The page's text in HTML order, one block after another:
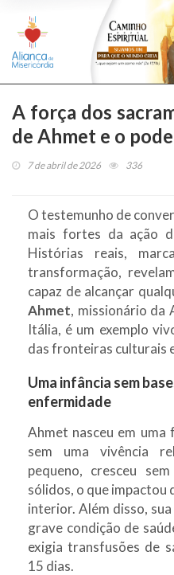
A força dos
de Ahmet e o
7 de abril de 2026 336
O testemunho de
mais fortes da ação
Histórias reais,
transformação,
capaz de alcançar
Ahmet, missionário da
Itália, é um exemplo
das fronteiras culturais
Uma infância sem
enfermidade
Ahmet nasceu em uma
sem uma vivência
pequeno, cresceu
sólidos, o que
interior. Além disso,
grave condição de
exigia transfusões de
15 dias.